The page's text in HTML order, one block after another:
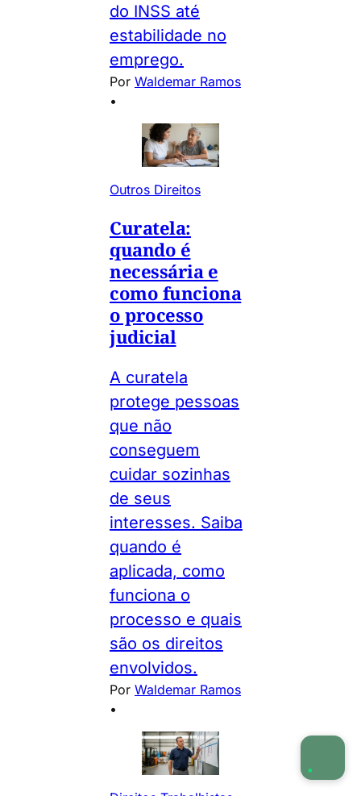
do INSS até
estabilidade no
emprego.
Por Waldemar Ramos
•
Outros Direitos
Curatela:
quando é
necessária e
como funciona
o processo
judicial
A curatela
protege pessoas
que não
conseguem
cuidar sozinhas
de seus
interesses. Saiba
quando é
aplicada, como
funciona o
processo e quais
são os direitos
envolvidos.
Por Waldemar Ramos
•